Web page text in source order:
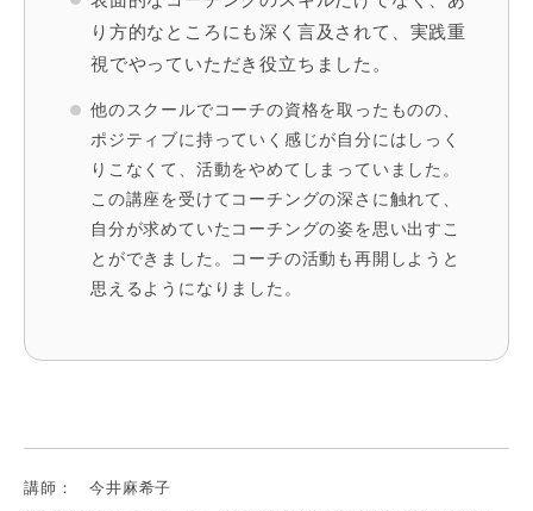
り方的なところにも深く言及されて、実践重
視でやっていただき役立ちました。
他のスクールでコーチの資格を取ったものの、
ポジティブに持っていく感じが自分にはしっく
りこなくて、活動をやめてしまっていました。
この講座を受けてコーチングの深さに触れて、
自分が求めていたコーチングの姿を思い出すこ
とができました。コーチの活動も再開しようと
思えるようになりました。
講師： 今井麻希子